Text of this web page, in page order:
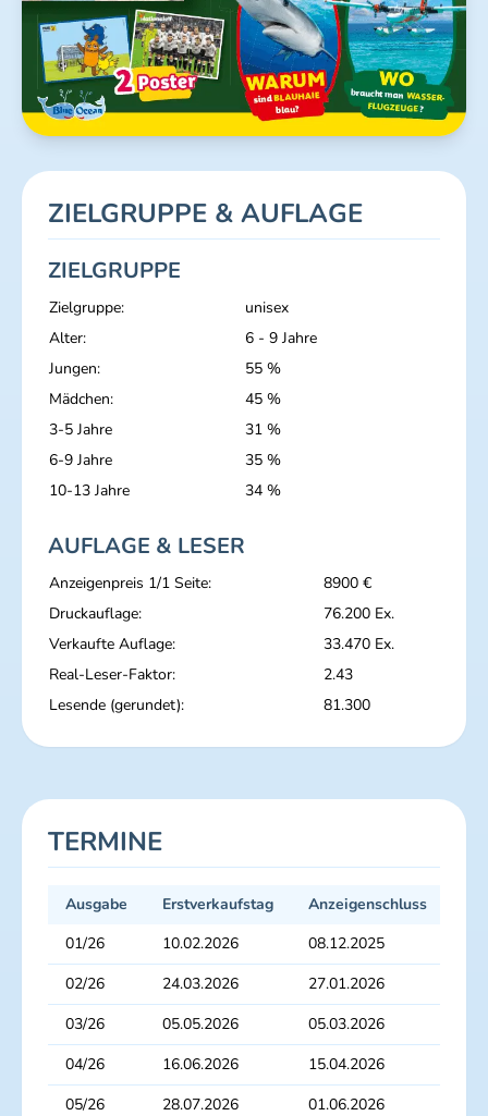
ZIELGRUPPE & AUFLAGE
ZIELGRUPPE
Zielgruppe:
unisex
Alter:
6 - 9 Jahre
Jungen:
55 %
Mädchen:
45 %
3-5 Jahre
31 %
6-9 Jahre
35 %
10-13 Jahre
34 %
AUFLAGE & LESER
Anzeigenpreis 1/1 Seite:
8900 €
Druckauflage:
76.200 Ex.
Verkaufte Auflage:
33.470 Ex.
Real-Leser-Faktor:
2.43
Lesende (gerundet):
81.300
TERMINE
Ausgabe Erstverkaufstag Anzeigenschluss
01/26
10.02.2026 08.12.2025
02/26
24.03.2026 27.01.2026
03/26
05.05.2026 05.03.2026
04/26
16.06.2026 15.04.2026
05/26
28.07.2026 01.06.2026